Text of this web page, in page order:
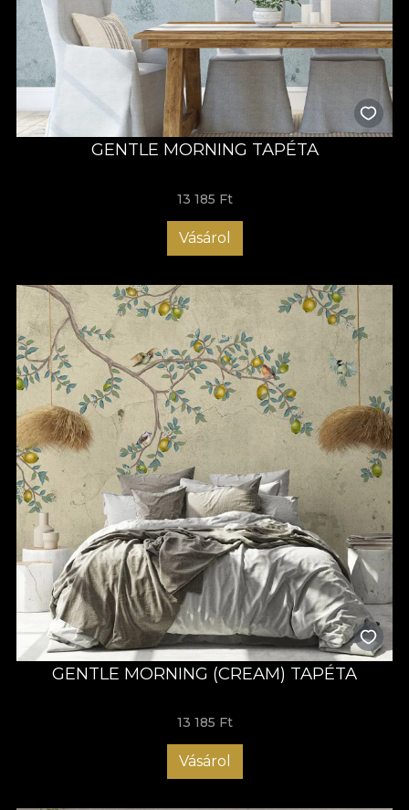
GENTLE MORNING TAPÉTA
13 185 Ft
Vásárol
GENTLE MORNING (CREAM) TAPÉTA
13 185 Ft
Vásárol